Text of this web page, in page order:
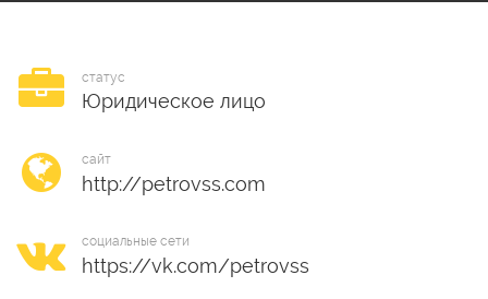
статус
Юридическое лицо
сайт
социальные сети